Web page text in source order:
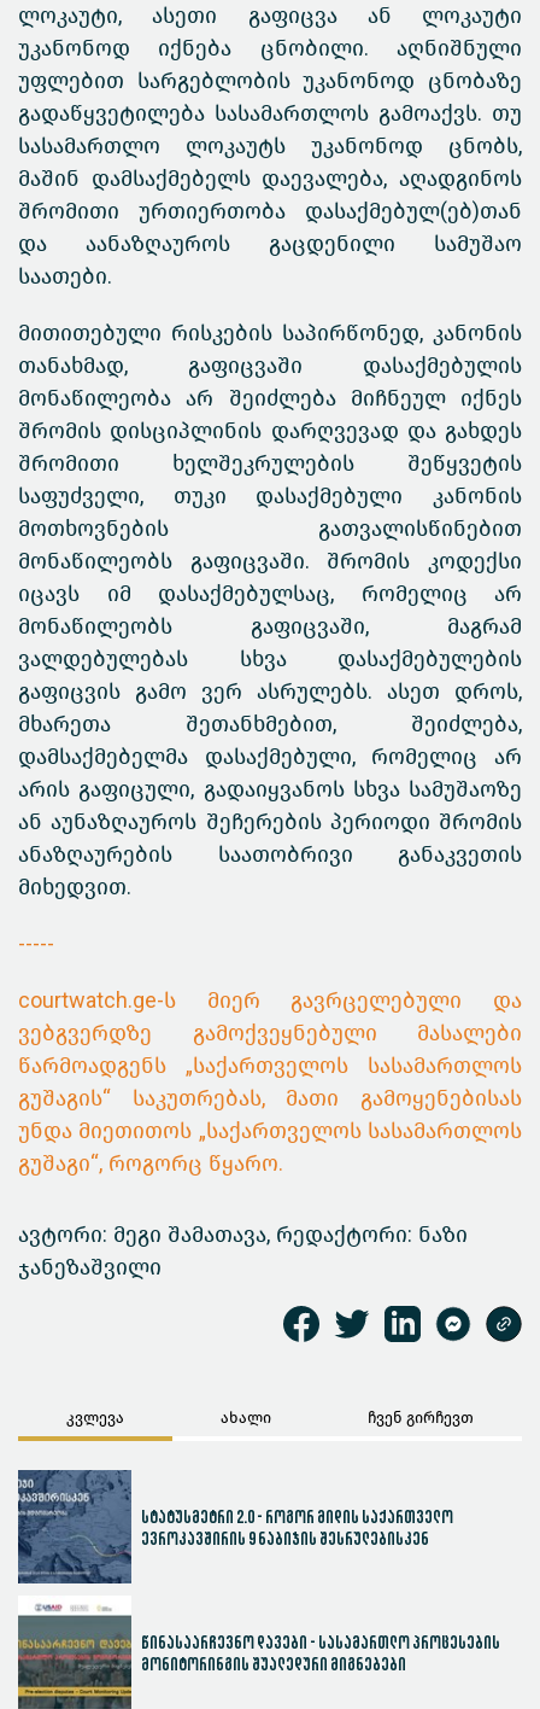
ლოკაუტი, ასეთი გაფიცვა ან ლოკაუტი
უკანონოდ იქნება ცნობილი. აღნიშნული
უფლებით სარგებლობის უკანონოდ ცნობაზე
გადაწყვეტილება სასამართლოს გამოაქვს. თუ
სასამართლო ლოკაუტს უკანონოდ ცნობს,
მაშინ დამსაქმებელს დაევალება, აღადგინოს
შრომითი ურთიერთობა დასაქმებულ(ებ)თან
და აანაზღაუროს გაცდენილი სამუშაო
საათები.
მითითებული რისკების საპირწონედ, კანონის
თანახმად, გაფიცვაში დასაქმებულის
მონაწილეობა არ შეიძლება მიჩნეულ იქნეს
შრომის დისციპლინის დარღვევად და გახდეს
შრომითი ხელშეკრულების შეწყვეტის
საფუძველი, თუკი დასაქმებული კანონის
მოთხოვნების გათვალისწინებით
მონაწილეობს გაფიცვაში. შრომის კოდექსი
იცავს იმ დასაქმებულსაც, რომელიც არ
მონაწილეობს გაფიცვაში, მაგრამ
ვალდებულებას სხვა დასაქმებულების
გაფიცვის გამო ვერ ასრულებს. ასეთ დროს,
მხარეთა შეთანხმებით, შეიძლება,
დამსაქმებელმა დასაქმებული, რომელიც არ
არის გაფიცული, გადაიყვანოს სხვა სამუშაოზე
ან აუნაზღაუროს შეჩერების პერიოდი შრომის
ანაზღაურების საათობრივი განაკვეთის
მიხედვით.
-----
courtwatch.ge-ს მიერ გავრცელებული და
ვებგვერდზე გამოქვეყნებული მასალები
წარმოადგენს „საქართველოს სასამართლოს
გუშაგის“ საკუთრებას, მათი გამოყენებისას
უნდა მიეთითოს „საქართველოს სასამართლოს
გუშაგი“, როგორც წყარო.
ავტორი: მეგი შამათავა, რედაქტორი: ნაზი
ჯანეზაშვილი
კვლევა ახალი ჩვენ გირჩევთ
სტატუსმეტრი 2.0 - როგორ მიდის საქართველო
ევროკავშირის 9 ნაბიჯის შესრულებისკენ
წინასაარჩევნო დავები - სასამართლო პროცესების
მონიტორინგის შუალედური მიგნებები